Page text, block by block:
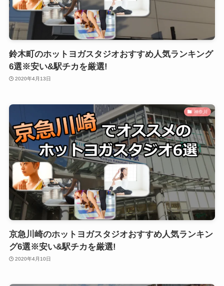
鈴木町のホットヨガスタジオおすすめ人気ランキング
6選※安い&駅チカを厳選!
2020年4月13日
神奈川
京急川崎のホットヨガスタジオおすすめ人気ランキン
グ6選※安い&駅チカを厳選!
2020年4月10日